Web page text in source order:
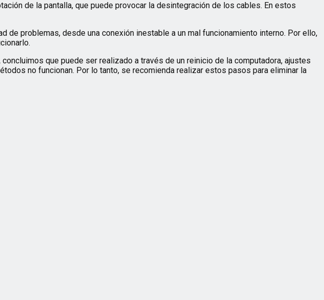
de la pantalla, que puede provocar la desintegración de los cables. En estos
de problemas, desde una conexión inestable a un mal funcionamiento interno. Por ello,
que puede ser realizado a través de un reinicio de la computadora, ajustes
no funcionan. Por lo tanto, se recomienda realizar estos pasos para eliminar la